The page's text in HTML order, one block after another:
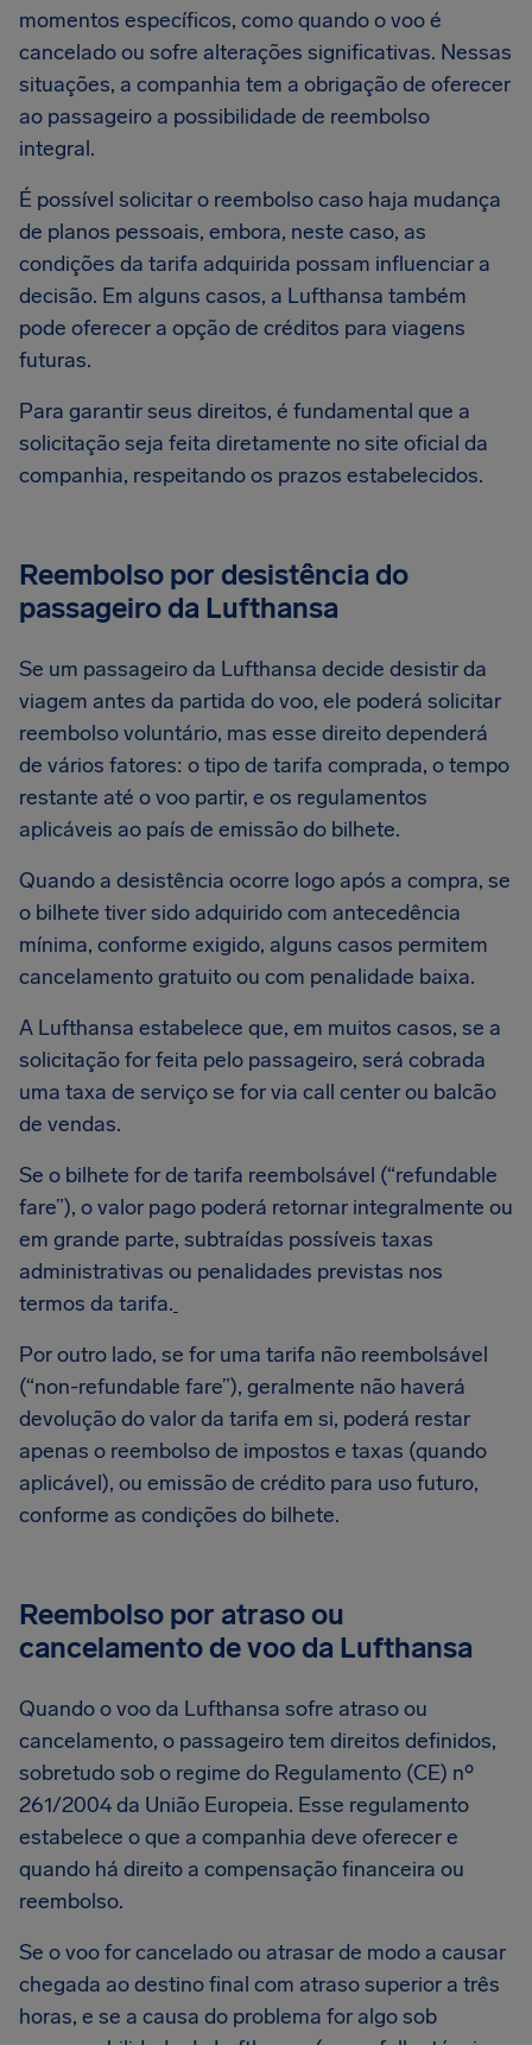
momentos específicos, como quando o voo é
cancelado ou sofre alterações significativas. Nessas
situações, a companhia tem a obrigação de oferecer
ao passageiro a possibilidade de reembolso
integral.
É possível solicitar o reembolso caso haja mudança
de planos pessoais, embora, neste caso, as
condições da tarifa adquirida possam influenciar a
decisão. Em alguns casos, a Lufthansa também
pode oferecer a opção de créditos para viagens
futuras.
Para garantir seus direitos, é fundamental que a
solicitação seja feita diretamente no site oficial da
companhia, respeitando os prazos estabelecidos.
Reembolso por desistência do
passageiro da Lufthansa
Se um passageiro da Lufthansa decide desistir da
viagem antes da partida do voo, ele poderá solicitar
reembolso voluntário, mas esse direito dependerá
de vários fatores: o tipo de tarifa comprada, o tempo
restante até o voo partir, e os regulamentos
aplicáveis ao país de emissão do bilhete.
Quando a desistência ocorre logo após a compra, se
o bilhete tiver sido adquirido com antecedência
mínima, conforme exigido, alguns casos permitem
cancelamento gratuito ou com penalidade baixa.
A Lufthansa estabelece que, em muitos casos, se a
solicitação for feita pelo passageiro, será cobrada
uma taxa de serviço se for via call center ou balcão
de vendas.
Se o bilhete for de tarifa reembolsável (“refundable
fare”), o valor pago poderá retornar integralmente ou
em grande parte, subtraídas possíveis taxas
administrativas ou penalidades previstas nos
termos da tarifa.
Por outro lado, se for uma tarifa não reembolsável
(“non-refundable fare”), geralmente não haverá
devolução do valor da tarifa em si, poderá restar
apenas o reembolso de impostos e taxas (quando
aplicável), ou emissão de crédito para uso futuro,
conforme as condições do bilhete.
Reembolso por atraso ou
cancelamento de voo da Lufthansa
Quando o voo da Lufthansa sofre atraso ou
cancelamento, o passageiro tem direitos definidos,
sobretudo sob o regime do Regulamento (CE) nº
261/2004 da União Europeia. Esse regulamento
estabelece o que a companhia deve oferecer e
quando há direito a compensação financeira ou
reembolso.
Se o voo for cancelado ou atrasar de modo a causar
chegada ao destino final com atraso superior a três
horas, e se a causa do problema for algo sob